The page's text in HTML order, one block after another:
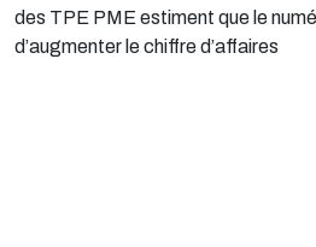
des TPE PME estiment que le
d’augmenter le chiffre d’affaires